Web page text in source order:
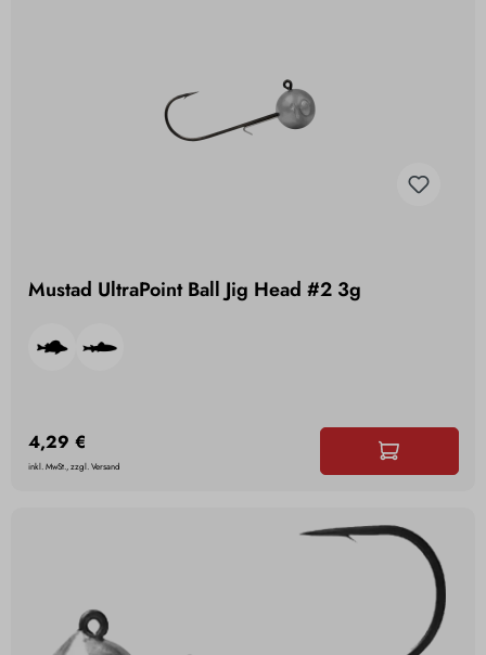
Mustad UltraPoint Ball Jig Head #2 3g
4,29 €
inkl. MwSt., zzgl. Versand